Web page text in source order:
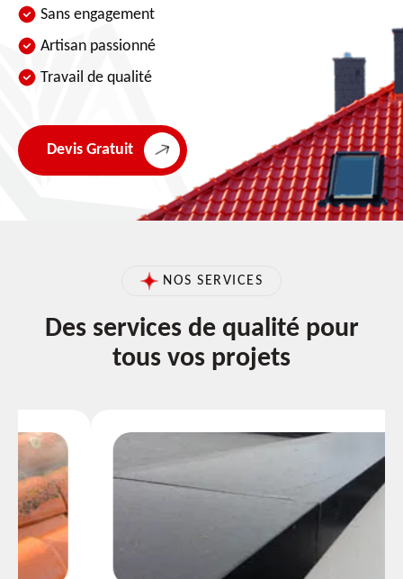
Sans engagement
Artisan passionné
Travail de qualité
Devis Gratuit
NOS SERVICES
Des services de qualité pour
tous vos projets